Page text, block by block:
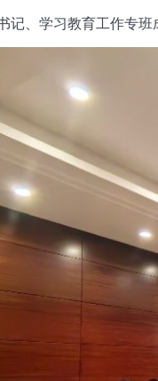
记、学习教育工作专班